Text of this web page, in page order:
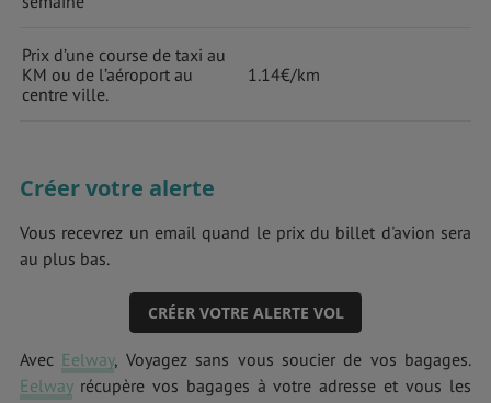
Prix d’une course de taxi au
KM ou de l’aéroport au
centre ville.
1.14€/km
Créer votre alerte
Vous recevrez un email quand le prix du billet d'avion sera
au plus bas.
CRÉER VOTRE ALERTE VOL
Avec Eelway, Voyagez sans vous soucier de vos bagages.
Eelwayrécupère vos bagages à votre adresse et vous les